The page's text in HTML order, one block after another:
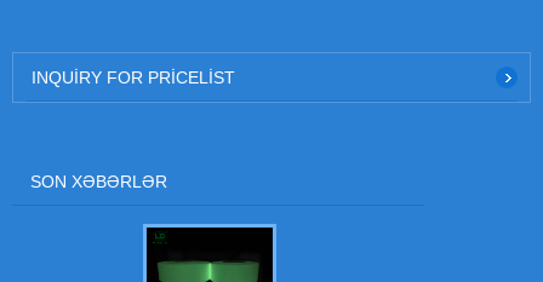
INQUIRY FOR PRICELIST
SON XƏBƏRLƏR